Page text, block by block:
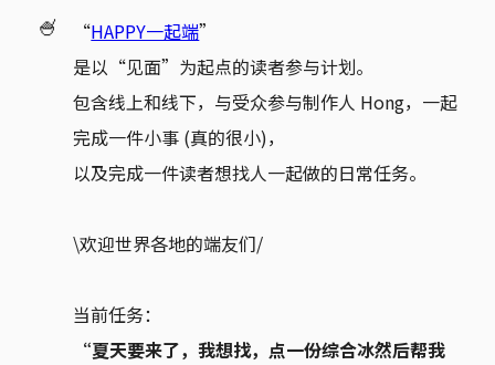
🍧 “HAPPY一起端”
是以“见面”为起点的读者参与计划。
包含线上和线下，与受众参与制作人 Hong，一起
完成一件小事 (真的很小)，
以及完成一件读者想找人一起做的日常任务。
\欢迎世界各地的端友们/
当前任务：
“夏天要来了，我想找，点一份综合冰然后帮我